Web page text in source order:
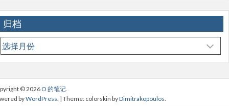
归档
归
档
© 2026 O 的笔记.
byWordPress. | Theme: colorskin byDimitrakopoulos.